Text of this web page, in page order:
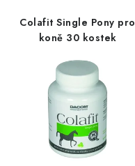
Colafit Single Pony pro
koně 30 kostek